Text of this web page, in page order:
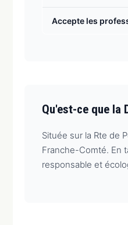
Accepte les
Qu'est-ce que la
Située sur la Rte de
Franche-Comté. En
responsable et